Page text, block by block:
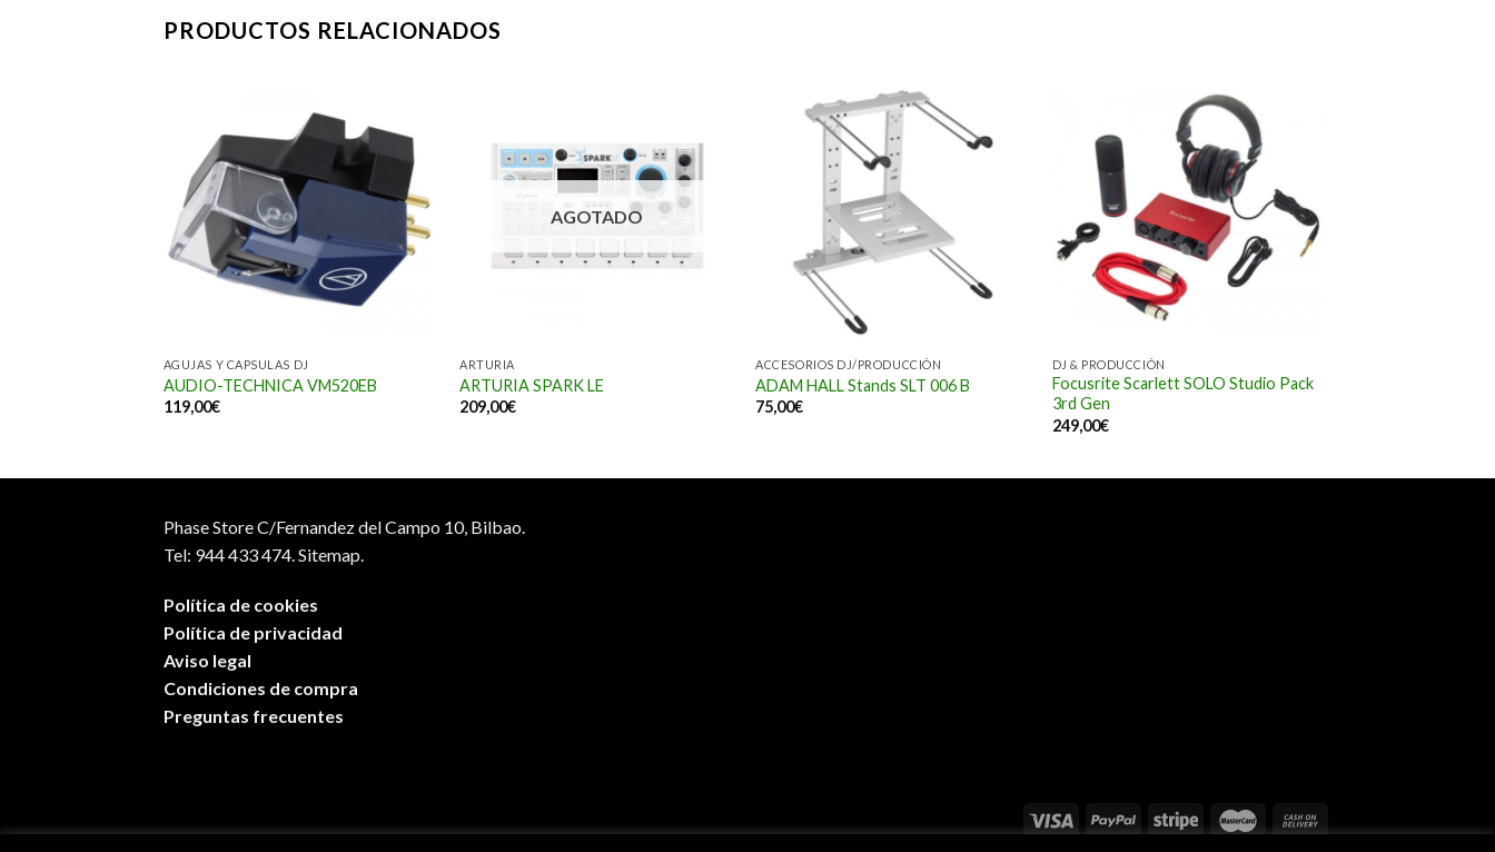
PRODUCTOS RELACIONADOS
AGUJAS Y CAPSULAS DJ
AUDIO-TECHNICA VM520EB
119,00€
AGOTADO
ARTURIA
ARTURIA SPARK LE
209,00€
ACCESORIOS DJ/PRODUCCIÓN
ADAM HALL Stands SLT 006 B
75,00€
DJ & PRODUCCIÓN
Focusrite Scarlett SOLO Studio Pack
3rd Gen
249,00€
Phase Store C/Fernandez del Campo 10, Bilbao.
Tel: 944 433 474. Sitemap.
Política de cookies
Política de privacidad
Aviso legal
Condiciones de compra
Preguntas frecuentes